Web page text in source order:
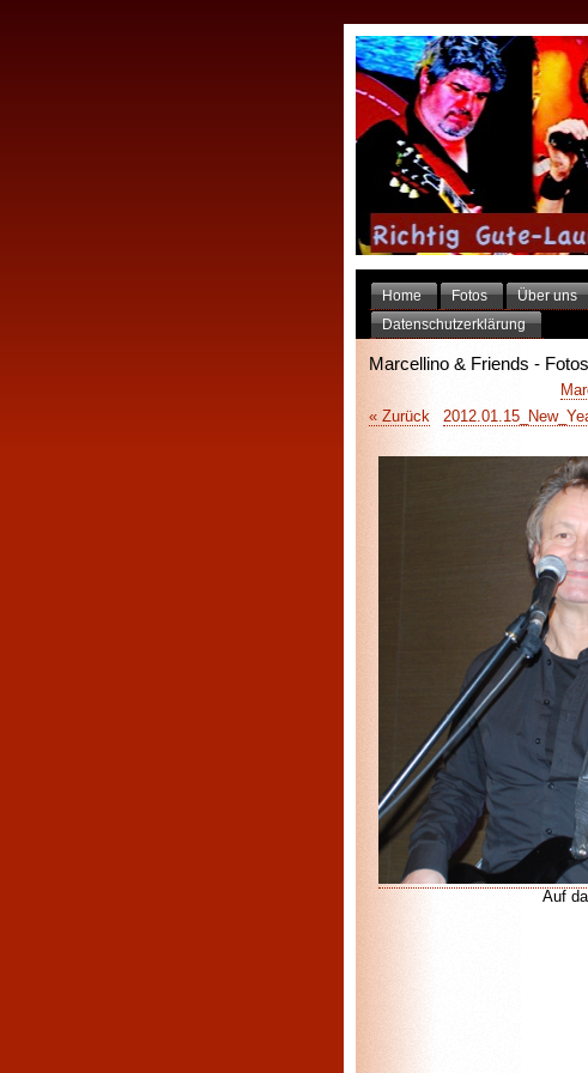
Home Fotos Über uns
Datenschutzerklärung
Marcellino & Friends - Fotos
« Zurück
Auf